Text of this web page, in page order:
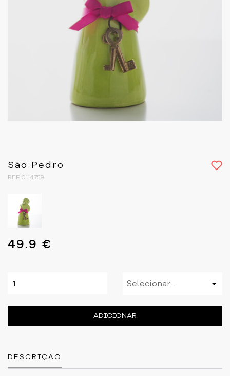
São Pedro
REF 0114759
49.9 €
Selecionar...
ADICIONAR
DESCRIÇÃO